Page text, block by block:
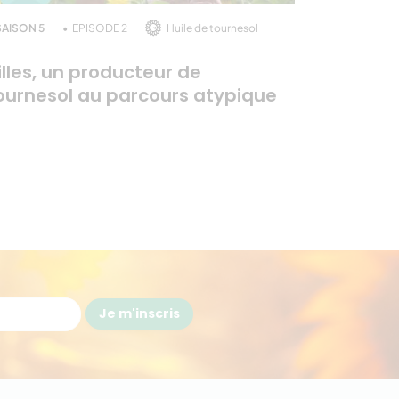
5 EPISODE 2 Huile de tournesol
un producteur de
au parcours atypique
Je m'inscris